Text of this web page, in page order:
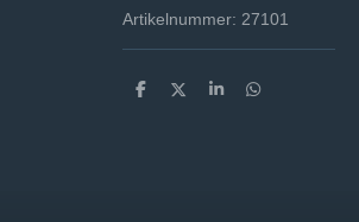
Artikelnummer: 27101
D
D
S
D